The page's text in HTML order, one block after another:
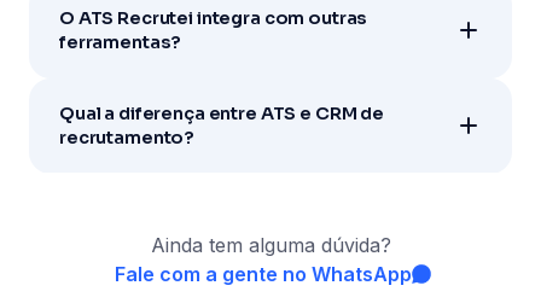
O ATS Recrutei integra com outras
ferramentas?
Qual a diferença entre ATS e CRM de
recrutamento?
Ainda tem alguma dúvida?
Fale com a gente no WhatsApp